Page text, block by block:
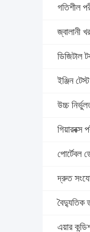
গতিশীল
জ্বালানী
ডিজিটাল
ইঞ্জিন
উচ্চ
গিয়ারবক্স
পোর্টেবল
দ্রুত
বৈদ্যুতিক
এয়ার